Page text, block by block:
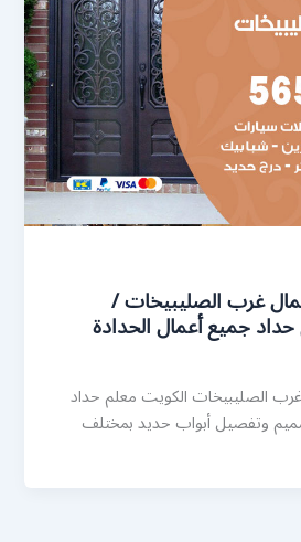
غرب الصليبيخات /
الصليبيخات الكويت معلم حداد
وتفصيل أبواب حديد بمختلف